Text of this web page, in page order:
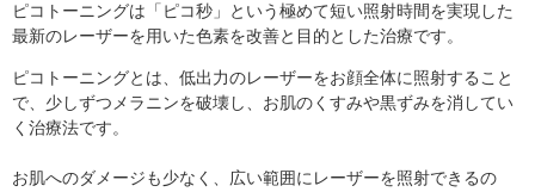
ピコトーニングは「ピコ秒」という極めて短い照射時間を実現した
最新のレーザーを用いた色素を改善と目的とした治療です。
ピコトーニングとは、低出力のレーザーをお顔全体に照射すること
で、少しずつメラニンを破壊し、お肌のくすみや黒ずみを消してい
く治療法です。
お肌へのダメージも少なく、広い範囲にレーザーを照射できるの